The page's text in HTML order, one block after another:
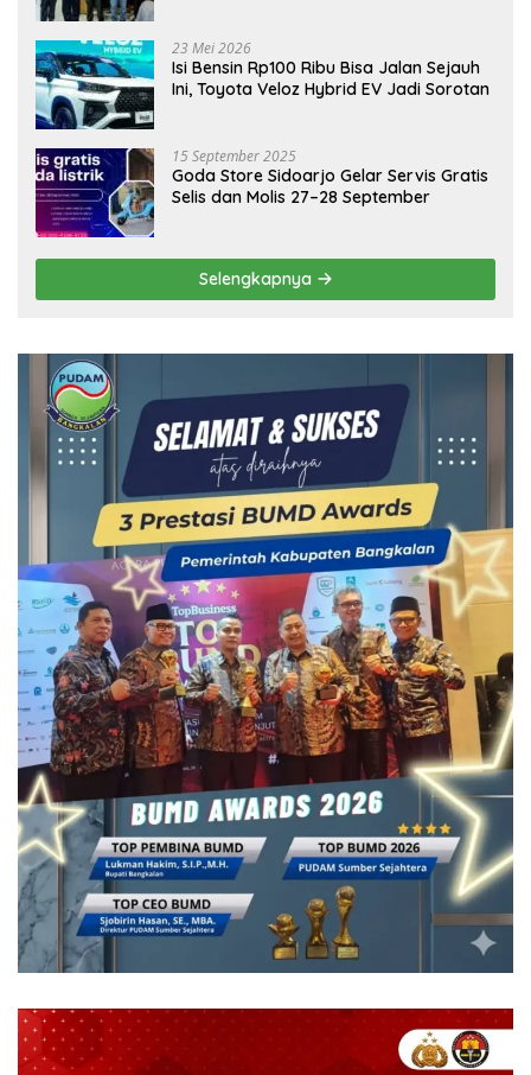
23 Mei 2026
Isi Bensin Rp100 Ribu Bisa Jalan Sejauh
Ini, Toyota Veloz Hybrid EV Jadi Sorotan
15 September 2025
Goda Store Sidoarjo Gelar Servis Gratis
Selis dan Molis 27–28 September
Selengkapnya